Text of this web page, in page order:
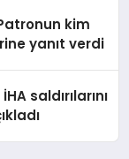
kim
yanıt verdi
saldırılarını